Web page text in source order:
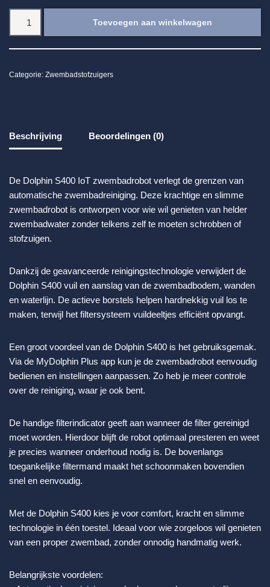
Toevoegen aan winkelwagen
Categorie: Zwembadstofzuigers
Beschrijving Beoordelingen (0)
De Dolphin S400 IoT zwembadrobot verlegt de grenzen van
automatische zwembadreiniging. Deze krachtige en slimme
zwembadrobot is ontworpen voor wie wil genieten van helder
zwembadwater zonder telkens zelf te moeten schrobben of
stofzuigen.
Dankzij de geavanceerde reinigingstechnologie verwijdert de
Dolphin S400 vuil en aanslag van de zwembadbodem, wanden
en waterlijn. De actieve borstels helpen hardnekkig vuil los te
maken, terwijl het filtersysteem vuildeeltjes efficiënt opvangt.
Een groot voordeel van de Dolphin S400 is het gebruiksgemak.
Via de MyDolphin Plus app kun je de zwembadrobot eenvoudig
bedienen en instellingen aanpassen. Zo heb je meer controle
over de reiniging, waar je ook bent.
De handige filterindicator geeft aan wanneer de filter gereinigd
moet worden. Hierdoor blijft de robot optimaal presteren en weet
je precies wanneer onderhoud nodig is. De bovenlangs
toegankelijke filtermand maakt het schoonmaken bovendien
snel en eenvoudig.
Met de Dolphin S400 kies je voor comfort, kracht en slimme
technologie in één toestel. Ideaal voor wie zorgeloos wil genieten
van een proper zwembad, zonder onnodig handmatig werk.
Belangrijkste voordelen: